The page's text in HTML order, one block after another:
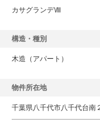
カサグランデⅧ
構造・種別
木造 （アパート）
物件所在地
千葉県八千代市八千代台南